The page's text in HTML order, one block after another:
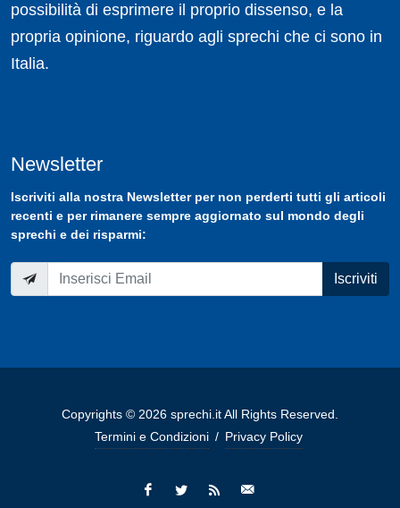
possibilità di esprimere il proprio dissenso, e la
propria opinione, riguardo agli sprechi che ci sono in
Italia.
Newsletter
Iscriviti alla nostra Newsletterper non perderti tutti gli articoli
recenti e per rimanere sempre aggiornato sul mondo degli
sprechi e dei risparmi:
Iscriviti
Copyrights © 2026 sprechi.it All Rights Reserved.
Termini e Condizioni / Privacy Policy